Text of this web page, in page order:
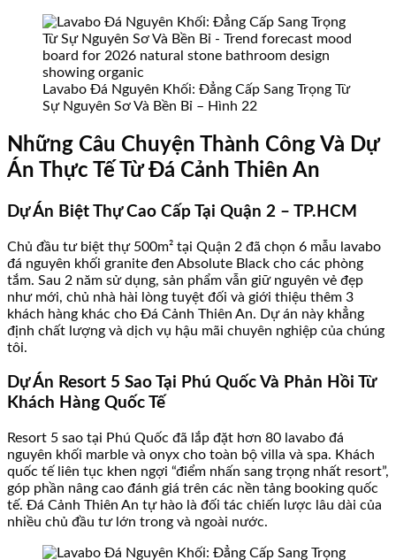
Lavabo Đá Nguyên Khối: Đẳng Cấp Sang Trọng Từ
Sự Nguyên Sơ Và Bền Bỉ – Hình 22
Những Câu Chuyện Thành Công Và Dự
Án Thực Tế Từ Đá Cảnh Thiên An
Dự Án Biệt Thự Cao Cấp Tại Quận 2 – TP.HCM
Chủ đầu tư biệt thự 500m² tại Quận 2 đã chọn 6 mẫu lavabo
đá nguyên khối granite đen Absolute Black cho các phòng
tắm. Sau 2 năm sử dụng, sản phẩm vẫn giữ nguyên vẻ đẹp
như mới, chủ nhà hài lòng tuyệt đối và giới thiệu thêm 3
khách hàng khác cho Đá Cảnh Thiên An. Dự án này khẳng
định chất lượng và dịch vụ hậu mãi chuyên nghiệp của chúng
tôi.
Dự Án Resort 5 Sao Tại Phú Quốc Và Phản Hồi Từ
Khách Hàng Quốc Tế
Resort 5 sao tại Phú Quốc đã lắp đặt hơn 80 lavabo đá
nguyên khối marble và onyx cho toàn bộ villa và spa. Khách
quốc tế liên tục khen ngợi “điểm nhấn sang trọng nhất resort”,
góp phần nâng cao đánh giá trên các nền tảng booking quốc
tế. Đá Cảnh Thiên An tự hào là đối tác chiến lược lâu dài của
nhiều chủ đầu tư lớn trong và ngoài nước.